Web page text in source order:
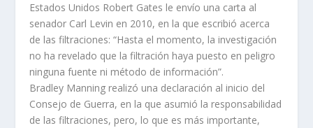
Estados Unidos Robert Gates le envío una carta al
senador Carl Levin en 2010, en la que escribió acerca
de las filtraciones: “Hasta el momento, la investigación
no ha revelado que la filtración haya puesto en peligro
ninguna fuente ni método de información”.
Bradley Manning realizó una declaración al inicio del
Consejo de Guerra, en la que asumió la responsabilidad
de las filtraciones, pero, lo que es más importante,